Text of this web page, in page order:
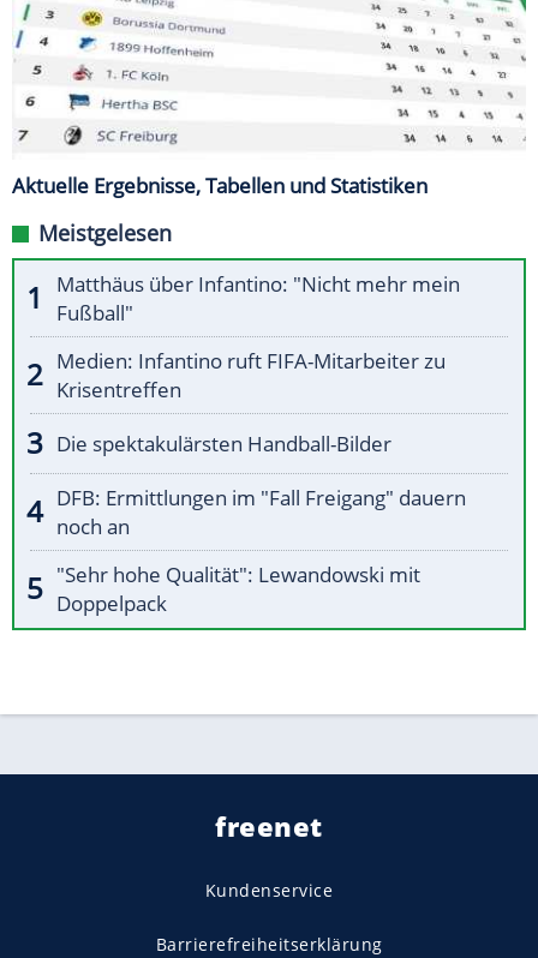
Aktuelle Ergebnisse, Tabellen und Statistiken
Meistgelesen
Matthäus über Infantino: "Nicht mehr mein
Fußball"
Medien: Infantino ruft FIFA-Mitarbeiter zu
Krisentreffen
Die spektakulärsten Handball-Bilder
DFB: Ermittlungen im "Fall Freigang" dauern
noch an
"Sehr hohe Qualität": Lewandowski mit
Doppelpack
freenet
Kundenservice
Barrierefreiheitserklärung